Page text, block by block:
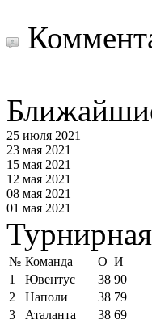
25 июля 2021
23 мая 2021
15 мая 2021
12 мая 2021
08 мая 2021
01 мая 2021
№ Команда О И
1
Ювентус 38 90
2
Наполи 38 79
3
Аталанта 38 69